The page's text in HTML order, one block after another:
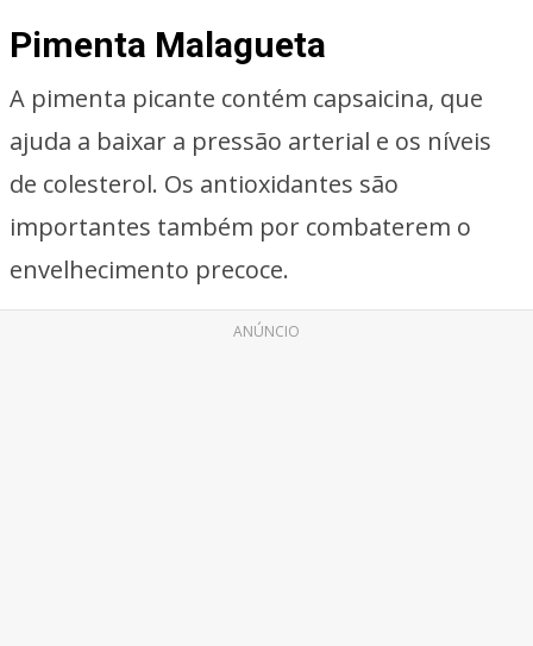
Pimenta Malagueta
A pimenta picante contém capsaicina, que
ajuda a baixar a pressão arterial e os níveis
de colesterol. Os antioxidantes são
importantes também por combaterem o
envelhecimento precoce.
ANÚNCIO